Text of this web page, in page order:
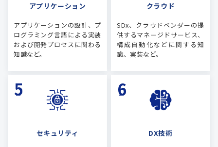
アプリケーション
アプリケーションの設計、プ
ログラミング言語による実装
および開発プロセスに関わる
知識など。
クラウド
SDx、クラウドベンダーの提
供するマネージドサービス、
構成自動化などに関する知
識、実装など。
セキュリティ DX技術